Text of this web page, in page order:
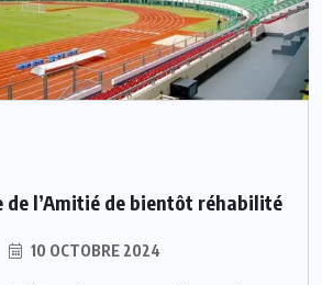
de l’Amitié de bientôt réhabilité
10 OCTOBRE 2024